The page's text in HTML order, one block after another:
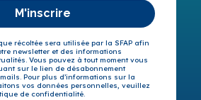
M'inscrire
récoltée sera utilisée par la SFAP afin
newsletter et des informations
Vous pouvez à tout moment vous
sur le lien de désabonnement
Pour plus d’informations sur la
vos données personnelles, veuillez
de confidentialité.